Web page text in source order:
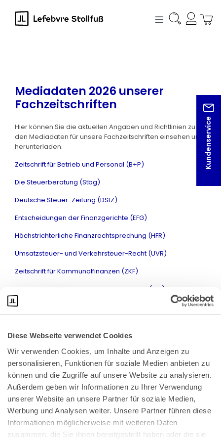
Diese Webseite verwendet Cookies
Wir verwenden Cookies, um Inhalte und Anzeigen zu
personalisieren, Funktionen für soziale Medien anbieten zu
können und die Zugriffe auf unsere Website zu analysieren.
Außerdem geben wir Informationen zu Ihrer Verwendung
unserer Website an unsere Partner für soziale Medien,
Werbung und Analysen weiter. Unsere Partner führen diese
Informationen möglicherweise mit weiteren Daten
zusammen, die Sie ihnen bereitgestellt haben oder die sie
springen
Kundenservice
Mediadaten 2026 unserer
Fachzeitschriften
Hier können Sie die aktuellen Angaben und Richtlinien zu
den Mediadaten für unsere Fachzeitschriften einsehen und
herunterladen.
Zeitschrift für Betrieb und Personal (B+P)
Die Steuerberatung (Stbg)
Deutsche Steuer-Zeitung (DStZ)
Entscheidungen der Finanzgerichte (EFG)
Höchstrichterliche Finanzrechtsprechung (HFR)
Umsatzsteuer- und Verkehrsteuer-Recht (UVR)
Zeitschrift für Kommunalfinanzen (ZKF)
Zeitschrift für Zölle und Verbrauchsteuern (ZfZ)
Bundeskanzlerplatz 2
53113 Bonn
Pressemitteilungen|AGB